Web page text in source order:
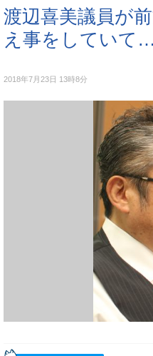
渡辺喜美議員が
え事をしていて…
2018年7月23日 13時8分